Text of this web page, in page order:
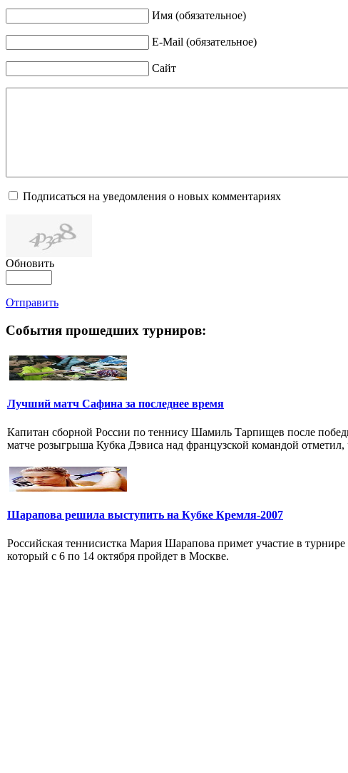
Имя (обязательное)
E-Mail (обязательное)
Сайт
Подписаться на уведомления о новых комментариях
Обновить
Отправить
События прошедших турниров:
Лучший матч Сафина за последнее время
Капитан сборной России по теннису Шамиль Тарпищев после
матче розыгрыша Кубка Дэвиса над французской командой отметил,
Шарапова решила выступить на Кубке Кремля-2007
Российская теннисистка Мария Шарапова примет участие в
который с 6 по 14 октября пройдет в Москве.